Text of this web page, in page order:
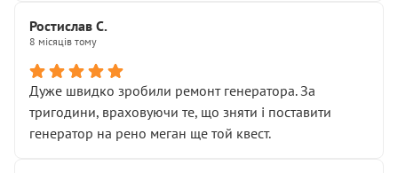
Хотілося б більше:
• належної уваги до авто
• прозорості в роботах і рахунках
• реальної діагностики, а не формального
“подивились і поїхав”
На жаль, складається враження, що сервіс працює не
звертатися до цього автосервісу.
Ростислав С.
8 місяців тому
Дуже швидко зробили ремонт генератора. За
тригодини, враховуючи те, що зняти і поставити
генератор на рено меган ще той квест.